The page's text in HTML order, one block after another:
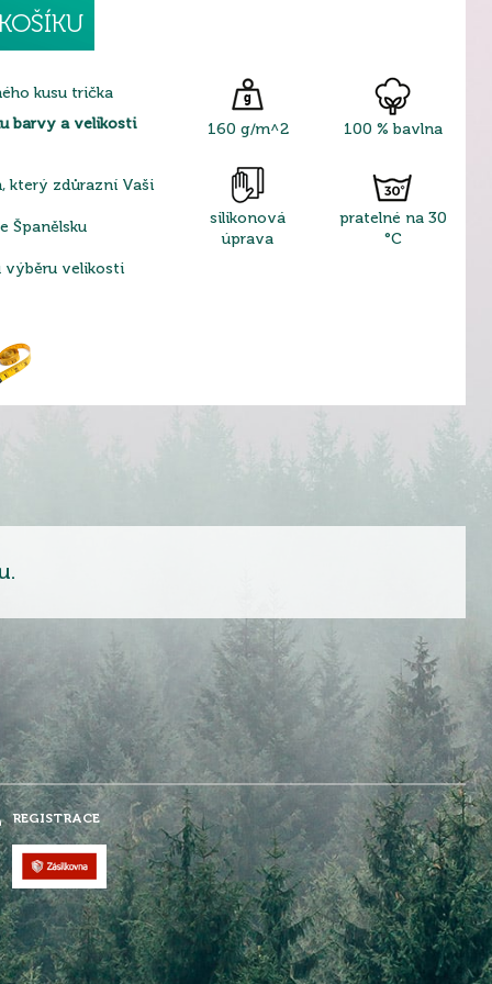
kusu trička
barvy a velikosti
který zdůrazní Vaši
Španělsku
výběru velikosti
160 g/m^2 100 % bavlna
silikonová
úprava
pratelné na 30
°C
REGISTRACE